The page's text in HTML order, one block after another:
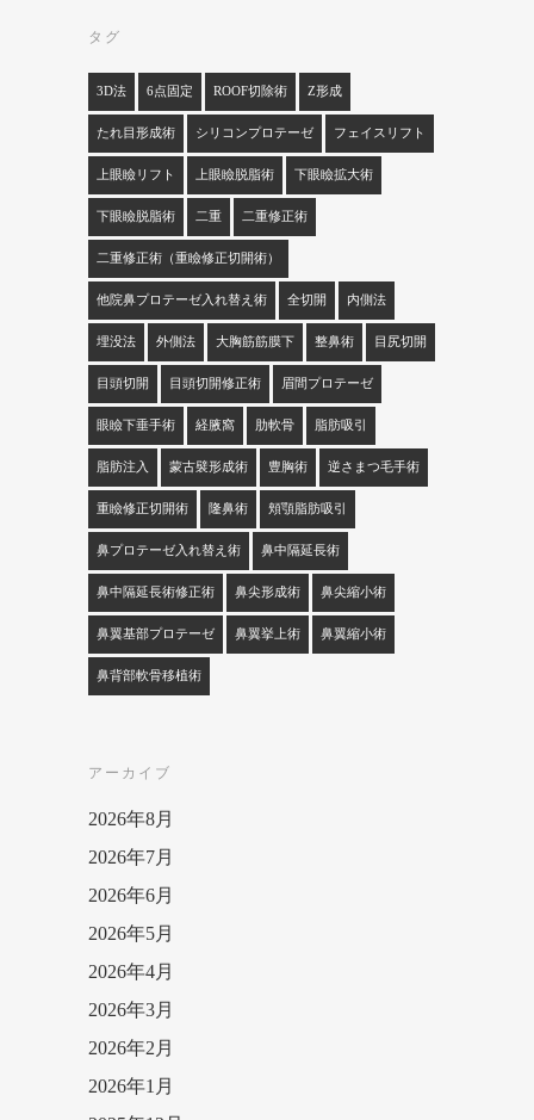
タグ
3D法 6点固定 ROOF切除術 Z形成
たれ目形成術 シリコンプロテーゼ フェイスリフト
上眼瞼リフト 上眼瞼脱脂術 下眼瞼拡大術
下眼瞼脱脂術 二重 二重修正術
二重修正術（重瞼修正切開術）
他院鼻プロテーゼ入れ替え術 全切開 内側法
埋没法 外側法 大胸筋筋膜下 整鼻術 目尻切開
目頭切開 目頭切開修正術 眉間プロテーゼ
眼瞼下垂手術 経腋窩 肋軟骨 脂肪吸引
脂肪注入 蒙古襞形成術 豊胸術 逆さまつ毛手術
重瞼修正切開術 隆鼻術 頬顎脂肪吸引
鼻プロテーゼ入れ替え術 鼻中隔延長術
鼻中隔延長術修正術 鼻尖形成術 鼻尖縮小術
鼻翼基部プロテーゼ 鼻翼挙上術 鼻翼縮小術
鼻背部軟骨移植術
アーカイブ
2026年8月
2026年7月
2026年6月
2026年5月
2026年4月
2026年3月
2026年2月
2026年1月